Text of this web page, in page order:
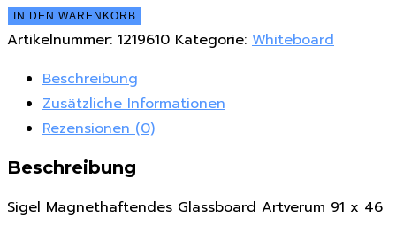
IN DEN WARENKORB
Artikelnummer: 1219610 Kategorie: Whiteboard
Beschreibung
Zusätzliche Informationen
Rezensionen (0)
Beschreibung
Sigel Magnethaftendes Glassboard Artverum 91 x 46